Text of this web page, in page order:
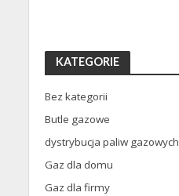
KATEGORIE
Bez kategorii
Butle gazowe
dystrybucja paliw gazowych
Gaz dla domu
Gaz dla firmy